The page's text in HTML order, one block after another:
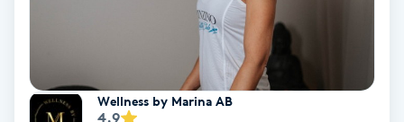
Reflexologi
Wellness by Marina AB
4.9